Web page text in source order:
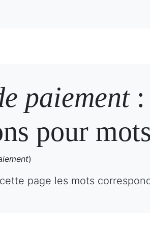
paiement:
pour
)
page les mots